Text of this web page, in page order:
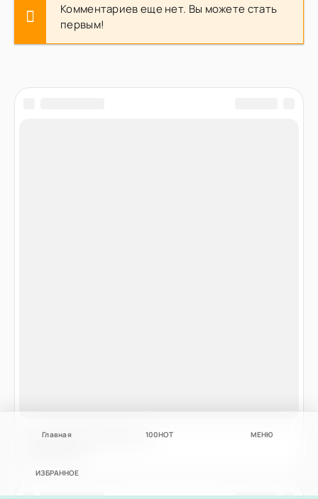
Комментариев еще нет. Вы можете стать
первым!
Главная 100НОТ МЕНЮ
ИЗБРАННОЕ